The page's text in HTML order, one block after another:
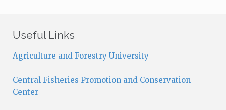
eUseful Links
Agriculture and Forestry University
Central Fisheries Promotion and Conservation
Center